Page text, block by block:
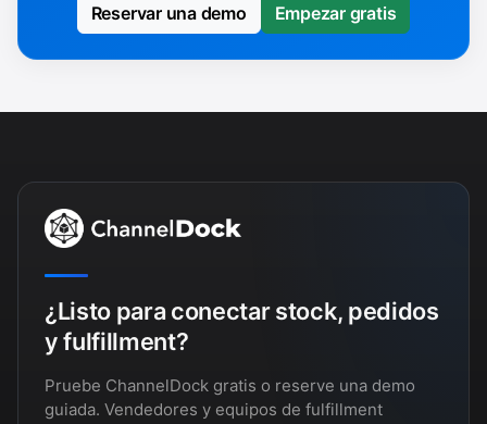
Reservar una demo Empezar gratis
¿Listo para conectar stock, pedidos
y fulfillment?
Pruebe ChannelDock gratis o reserve una demo
guiada. Vendedores y equipos de fulfillment